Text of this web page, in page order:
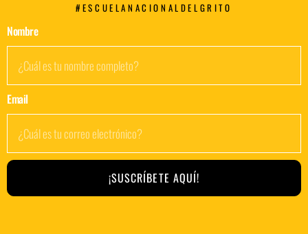
#ESCUELANACIONALDELGRITO
Nombre
Email
¡SUSCRÍBETE AQUÍ!